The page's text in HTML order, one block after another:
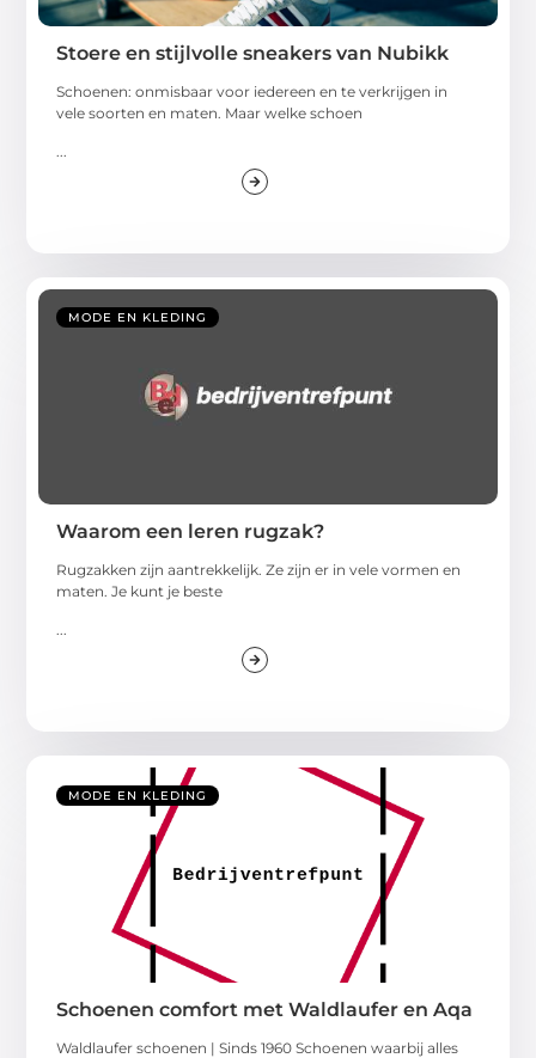
Stoere en stijlvolle sneakers van Nubikk
Schoenen: onmisbaar voor iedereen en te verkrijgen in
vele soorten en maten. Maar welke schoen
...
MODE EN KLEDING
Waarom een leren rugzak?
Rugzakken zijn aantrekkelijk. Ze zijn er in vele vormen en
maten. Je kunt je beste
...
MODE EN KLEDING
Schoenen comfort met Waldlaufer en Aqa
Waldlaufer schoenen | Sinds 1960 Schoenen waarbij alles